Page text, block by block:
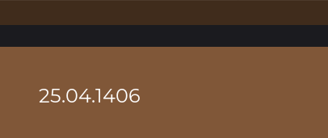
25.04.1406